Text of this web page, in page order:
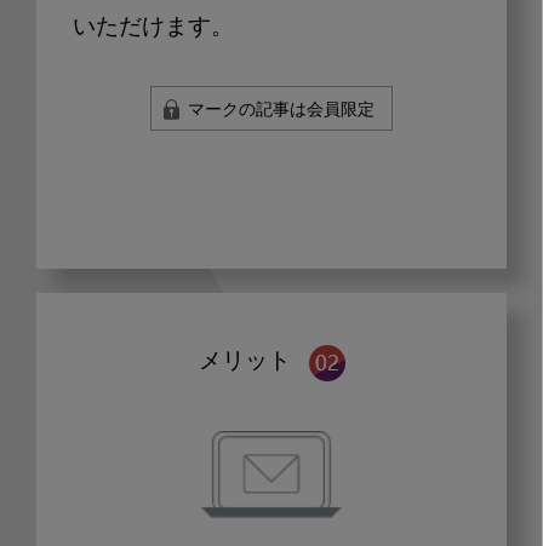
いただけます。
マークの記事は会員限定
メリット